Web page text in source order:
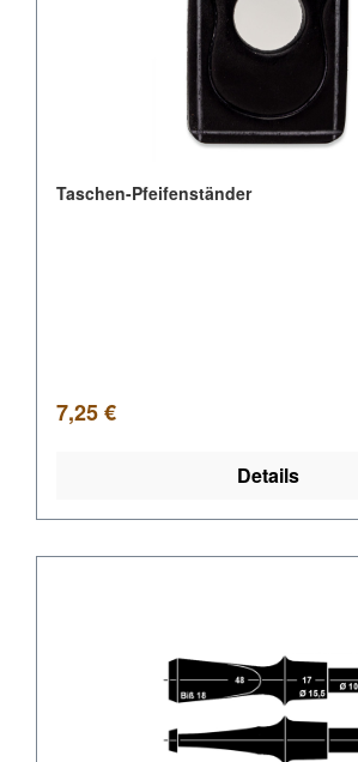
Taschen-Pfeifenständer
Regulärer Preis:
7,25 €
Details